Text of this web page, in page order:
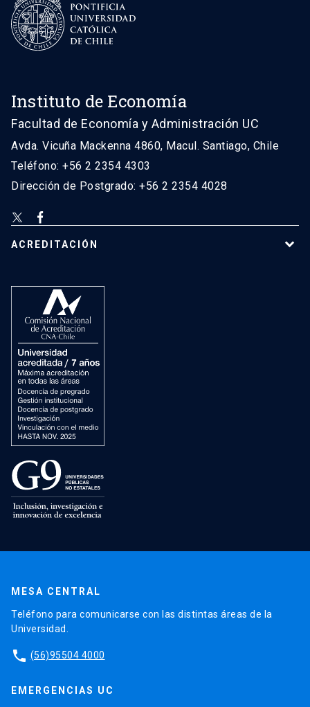
Instituto de Economía
Facultad de Economía y Administración UC
Avda. Vicuña Mackenna 4860, Macul. Santiago, Chile
Teléfono: +56 2 2354 4303
Dirección de Postgrado: +56 2 2354 4028
ACREDITACIÓN
MESA CENTRAL
Teléfono para comunicarse con las distintas áreas de la
Universidad.
phone (56)95504 4000
EMERGENCIAS UC